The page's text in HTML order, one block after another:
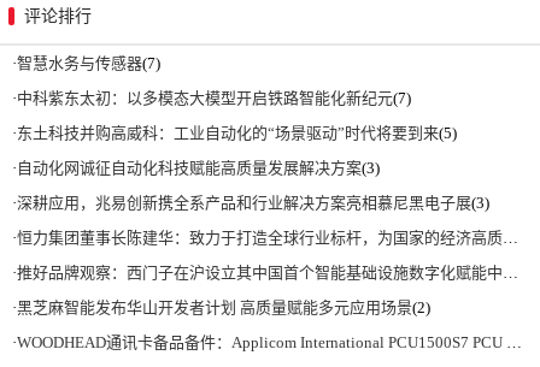
评论排行
·智慧水务与传感器(7)
·中科紫东太初：以多模态大模型开启铁路智能化新纪元(7)
·东土科技并购高威科：工业自动化的“场景驱动”时代将要到来(5)
· 自动化网诚征自动化科技赋能高质量发展解决方案(3)
·深耕应用，兆易创新携全系产品和行业解决方案亮相慕尼黑电子展(3)
·恒力集团董事长陈建华：致力于打造全球行业标杆，为国家的经济高质量发展贡献更大力量|上海电气集团党委书记、董事长吴磊来访
·推好品牌观察：西门子在沪设立其中国首个智能基础设施数字化赋能中心
·黑芝麻智能发布华山开发者计划 高质量赋能多元应用场景(2)
·WOODHEAD通讯卡备品备件：Applicom International PCU1500S7 PCU 1500 S7 V4.5.0